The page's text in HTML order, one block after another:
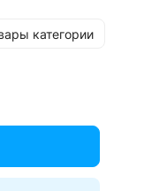
категории